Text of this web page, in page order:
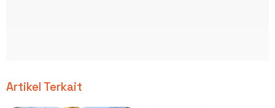
Artikel Terkait